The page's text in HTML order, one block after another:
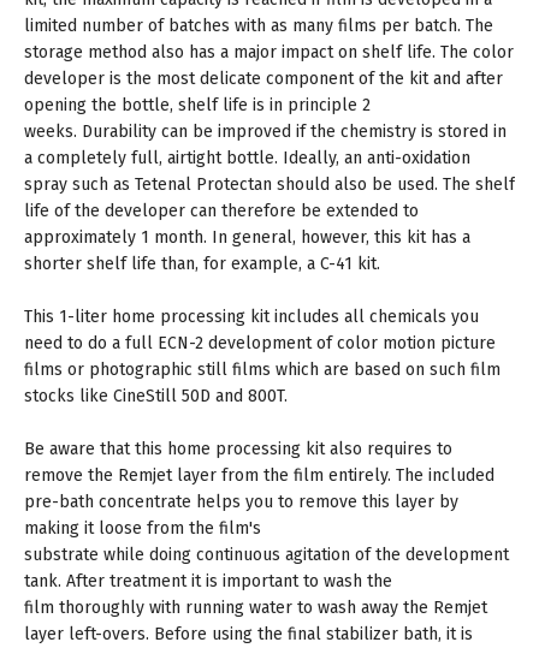
limited number of batches with as many films per batch. The
storage method also has a major impact on shelf life. The color
developer is the most delicate component of the kit and after
opening the bottle, shelf life is in principle 2
weeks. Durability can be improved if the chemistry is stored in
a completely full, airtight bottle. Ideally, an anti-oxidation
spray such as Tetenal Protectan should also be used. The shelf
life of the developer can therefore be extended to
approximately 1 month. In general, however, this kit has a
shorter shelf life than, for example, a C-41 kit.
This 1-liter home processing kit includes all chemicals you
need to do a full ECN-2 development of color motion picture
films or photographic still films which are based on such film
stocks like CineStill 50D and 800T.
Be aware that this home processing kit also requires to
remove the Remjet layer from the film entirely. The included
pre-bath concentrate helps you to remove this layer by
making it loose from the film's
substrate while doing continuous agitation of the development
tank. After treatment it is important to wash the
film thoroughly with running water to wash away the Remjet
layer left-overs. Before using the final stabilizer bath, it is